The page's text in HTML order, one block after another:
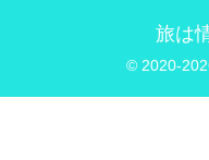
旅は
© 2020-